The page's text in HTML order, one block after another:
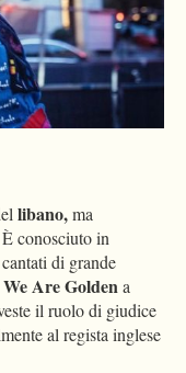
libano,ma
conosciuto in
di grande
We Are Goldena
il ruolo di giudice
al regista inglese